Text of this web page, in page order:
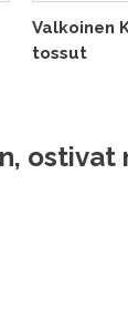
Valkoinen
tossut
ostivat